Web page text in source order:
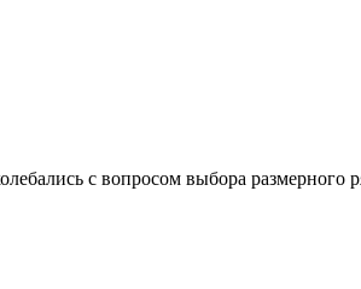
вопросом выбора размерного ряда.